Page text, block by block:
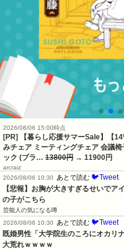
2026/08/06 15:00時点
[PR] 【暮らし応援サマーSale】【
みチェア ミーティングチェア 会議
ック (ブラ… 13800円 → 11900円
arcraiz
2026/08/06 10:30 あとで読む 🐦Tweet
【悲報】お胸が大きすぎるせいで
の子がこちら
芸能人の気になる噂
2026/08/06 10:30 あとで読む 🐦Tweet
既婚男性「大学院生のころにオカリ
大荒れｗｗｗｗ